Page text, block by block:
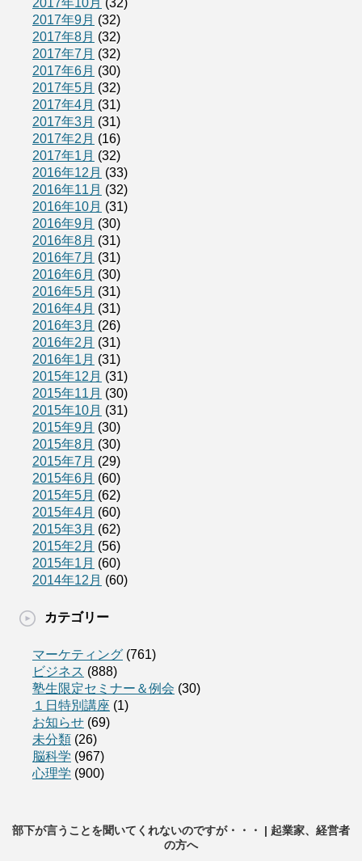
2017年10月 (32)
2017年9月 (32)
2017年8月 (32)
2017年7月 (32)
2017年6月 (30)
2017年5月 (32)
2017年4月 (31)
2017年3月 (31)
2017年2月 (16)
2017年1月 (32)
2016年12月 (33)
2016年11月 (32)
2016年10月 (31)
2016年9月 (30)
2016年8月 (31)
2016年7月 (31)
2016年6月 (30)
2016年5月 (31)
2016年4月 (31)
2016年3月 (26)
2016年2月 (31)
2016年1月 (31)
2015年12月 (31)
2015年11月 (30)
2015年10月 (31)
2015年9月 (30)
2015年8月 (30)
2015年7月 (29)
2015年6月 (60)
2015年5月 (62)
2015年4月 (60)
2015年3月 (62)
2015年2月 (56)
2015年1月 (60)
2014年12月 (60)
カテゴリー
マーケティング (761)
ビジネス (888)
塾生限定セミナー＆例会 (30)
１日特別講座 (1)
お知らせ (69)
未分類 (26)
脳科学 (967)
心理学 (900)
部下が言うことを聞いてくれないのですが・・・ | 起業家、経営者
の方へ